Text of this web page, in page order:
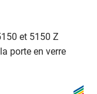
et 5150 Z
porte en verre